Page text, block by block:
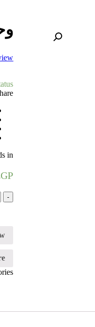
in: